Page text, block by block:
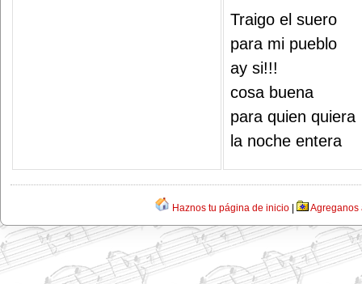
Traigo el suero
para mi pueblo
ay si!!!
cosa buena
para quien quiera
la noche entera
Haznos tu página de inicio Agreganos